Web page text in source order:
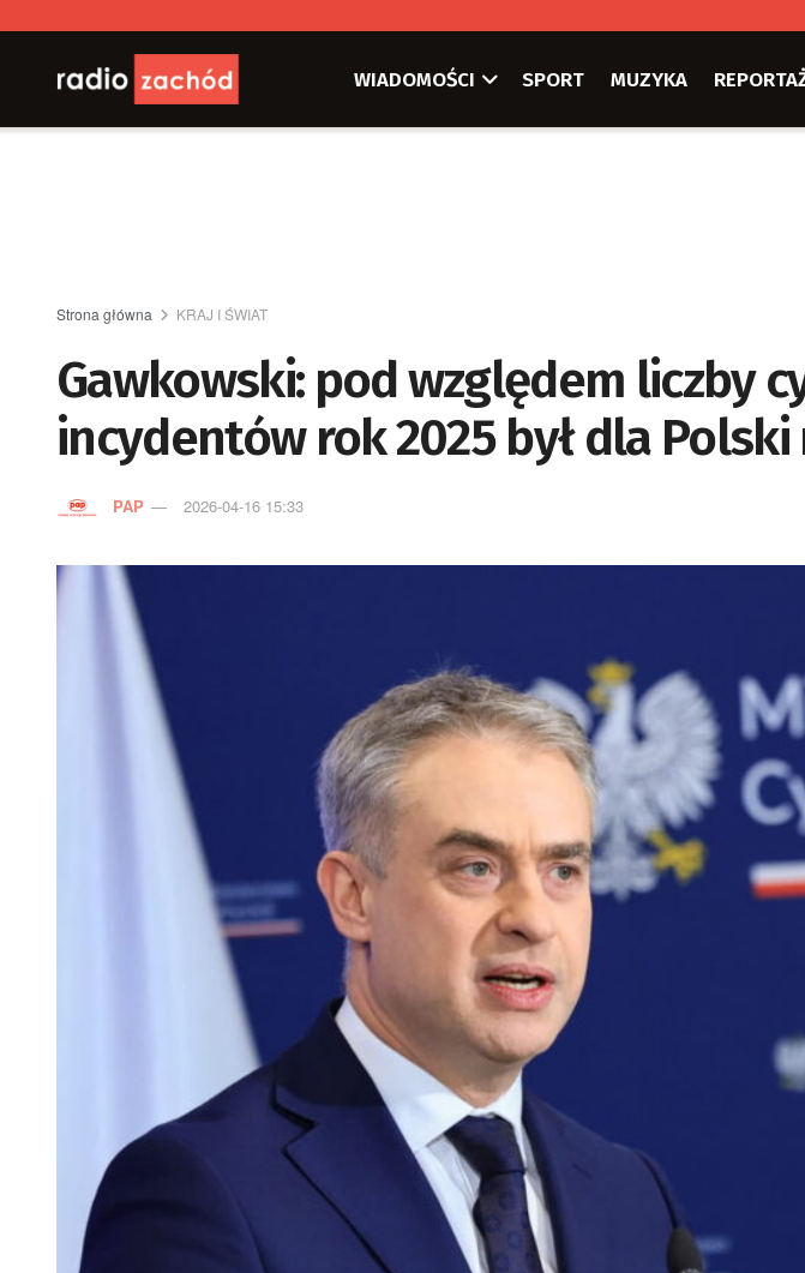
WIADOMOŚCI SPORT MUZYKA
Strona główna KRAJ I ŚWIAT
Gawkowski: pod względem liczby
incydentów rok 2025 był dla
PAP 2026-04-16 15:33